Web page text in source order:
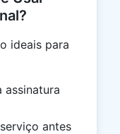
ideais para
assinatura
antes